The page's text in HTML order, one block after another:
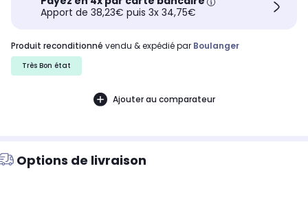
Apport de 38,23€ puis 3x 34,75€
produit reconditionné vendu & expédié par Boulanger
Très Bon état
Ajouter au comparateur
Options de livraison